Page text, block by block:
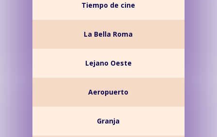
Tiempo de cine
La Bella Roma
Lejano Oeste
Aeropuerto
Granja